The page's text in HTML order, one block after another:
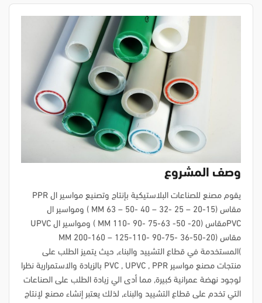
وصف المشروع
يقوم مصنع للصناعات البلاستيكية بإنتاج وتصنيع مواسير ال PPR
مقاس (15-20 – 25 -32 – 40 -50 – 63 MM ) ومواسير ال
PVCمقاس (20- 50- 63-75 -90 -110 MM ) ومواسير ال UPVC
مقاس (20-50-36 -75-90 -110-125 – 160-200 MM
)المستخدمة في قطاع التشييد والبناء, حيث يتميز الطلب على
منتجات مصنع مواسير PVC , UPVC , PPR بالزيادة والاستمرارية نظرا
لوجود نهضة عمرانية كبيرة, مما أدى الي زيادة الطلب على الصناعات
التي تخدم على قطاع التشييد والبناء, لذلك يعتبر إنشاء مصنع لإنتاج